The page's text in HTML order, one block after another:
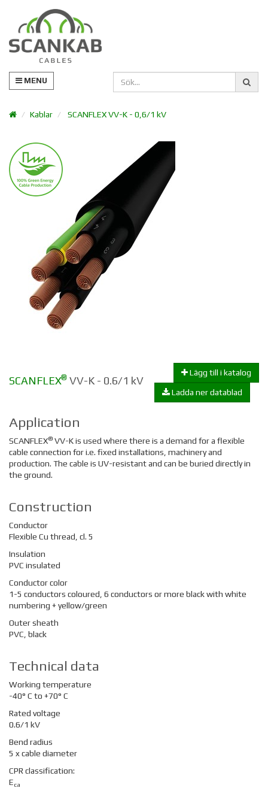
MENU
Kablar SCANFLEX VV-K - 0,6/1 kV
SCANFLEX® VV-K - 0.6/1 kV
Lägg till i katalog
Ladda ner datablad
Application
SCANFLEX® VV-K is used where there is a demand for a flexible
cable connection for i.e. fixed installations, machinery and
production. The cable is UV-resistant and can be buried directly in
the ground.
Construction
Conductor
Flexible Cu thread, cl. 5
Insulation
PVC insulated
Conductor color
1-5 conductors coloured, 6 conductors or more black with white
numbering + yellow/green
Outer sheath
PVC, black
Technical data
Working temperature
-40° C to +70° C
Rated voltage
0.6/1 kV
Bend radius
5 x cable diameter
CPR classification:
Eca